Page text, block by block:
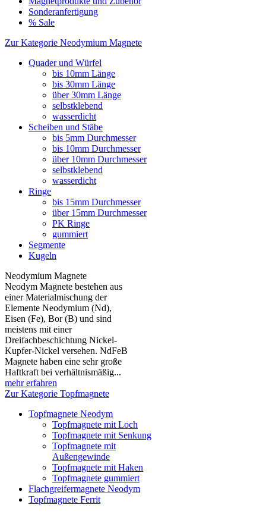
Sonderanfertigung
% Sale
Zur Kategorie Neodymium Magnete
Quader und Würfel
bis 10mm Länge
bis 30mm Länge
über 30mm Länge
selbstklebend
wasserdicht
Scheiben und Stäbe
bis 5mm Durchmesser
bis 10mm Durchmesser
über 10mm Durchmesser
selbstklebend
wasserdicht
Ringe
bis 15mm Durchmesser
über 15mm Durchmesser
PK Ringe
gummiert
Segmente
Kugeln
Neodymium Magnete
Neodym Magnete bestehen aus
einer Materialmischung der
Elemente Neodymium (Nd),
Eisen (Fe), Bor (B) und sind
meistens mit einer
Dreifachbeschichtung Nickel-
Kupfer-Nickel versehen. NdFeB
Magnete haben eine sehr große
Haftkraft bei verhältnismäßig...
mehr erfahren
Zur Kategorie Topfmagnete
Topfmagnete Neodym
Topfmagnete mit Loch
Topfmagnete mit Senkung
Topfmagnete mit
Außengewinde
Topfmagnete mit Haken
Topfmagnete gummiert
Flachgreifermagnete Neodym
Topfmagnete Ferrit